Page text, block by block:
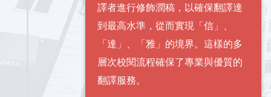
譯者進行修飾潤稿，以確保翻譯達
到最高水準，從而實現「信」、
「達」、「雅」的境界。這樣的多
層次校閱流程確保了專業與優質的
翻譯服務。